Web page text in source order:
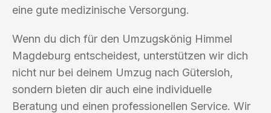
eine gute medizinische Versorgung.
Wenn du dich für den Umzugskönig Himmel
Magdeburg entscheidest, unterstützen wir dich
nicht nur bei deinem Umzug nach Gütersloh,
sondern bieten dir auch eine individuelle
Beratung und einen professionellen Service. Wir